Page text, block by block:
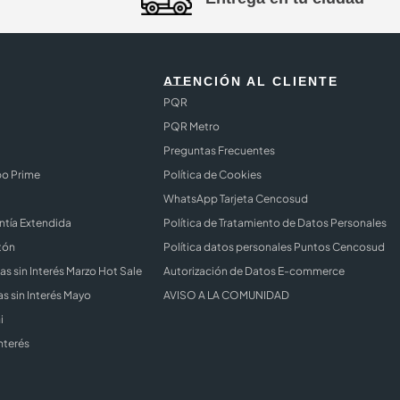
Prime
Extendida
sin Interés Marzo Hot Sale
sin Interés Mayo
ATENCIÓN AL CLIENTE
PQR
PQR Metro
Preguntas Frecuentes
Política de Cookies
WhatsApp Tarjeta Cencosud
Política de Tratamiento de Datos Personales
Política datos personales Puntos Cencosud
Autorización de Datos E-commerce
AVISO A LA COMUNIDAD